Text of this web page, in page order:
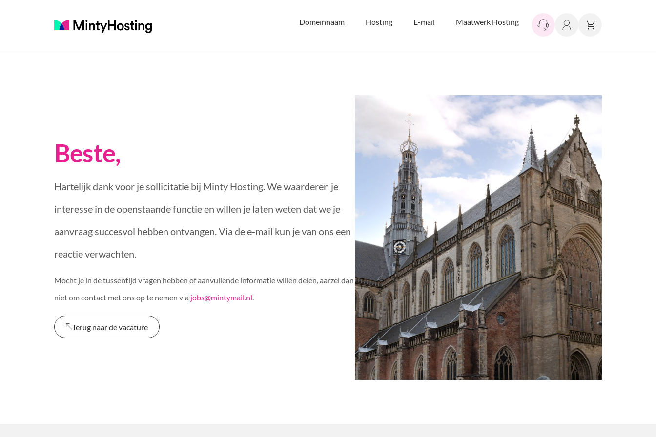
Domeinnaam Hosting E-mail Maatwerk Hosting
Beste,
Hartelijk dank voor je sollicitatie bij Minty Hosting. We waarderen je
interesse in de openstaande functie en willen je laten weten dat we je
aanvraag succesvol hebben ontvangen. Via de e-mail kun je van ons een
reactie verwachten.
Mocht je in de tussentijd vragen hebben of aanvullende informatie willen delen, aarzel dan
niet om contact met ons op te nemen via jobs@mintymail.nl.
Terug naar de vacature